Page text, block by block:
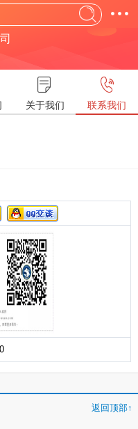
关于我们 联系我们
返回顶部↑